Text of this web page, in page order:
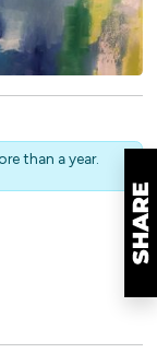
than a year.